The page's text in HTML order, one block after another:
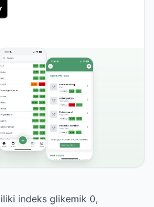
indeks glikemik 0,